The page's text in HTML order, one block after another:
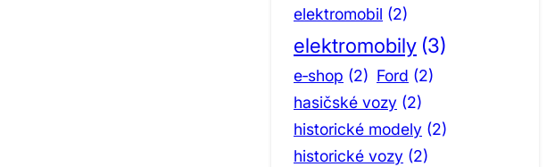
elektromobil (2)
elektromobily (3)
e‑shop (2) Ford (2)
hasičské vozy (2)
historické modely (2)
historické vozy (2)